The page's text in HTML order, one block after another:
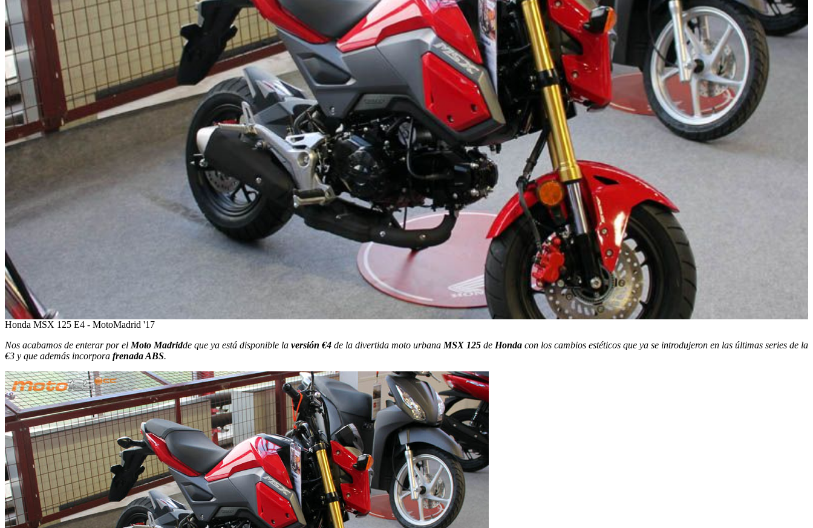
Honda MSX 125 E4 - MotoMadrid '17
Nos acabamos de enterar por el Moto Madridde que ya está disponible la versión €4 de la divertida moto urbana MSX 125 de Honda con los cambios estéticos que ya se introdujeron en las últimas series de la
€3 y que además incorpora frenada ABS.